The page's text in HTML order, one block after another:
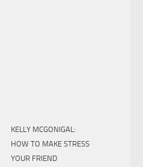
KELLY MCGONIGAL:
HOW TO MAKE STRESS
YOUR FRIEND